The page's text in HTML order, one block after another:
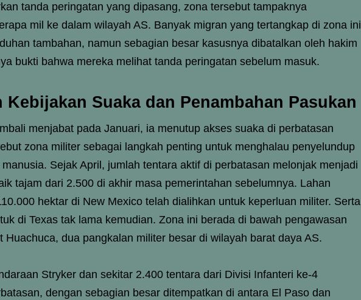
tanda peringatan yang dipasang, zona tersebut tampaknya
mil ke dalam wilayah AS. Banyak migran yang tertangkap di zona ini
tambahan, namun sebagian besar kasusnya dibatalkan oleh hakim
bukti bahwa mereka melihat tanda peringatan sebelum masuk.
Kebijakan Suaka dan Penambahan Pasukan
menjabat pada Januari, ia menutup akses suaka di perbatasan
zona militer sebagai langkah penting untuk menghalau penyelundup
Sejak April, jumlah tentara aktif di perbatasan melonjak menjadi
tajam dari 2.500 di akhir masa pemerintahan sebelumnya. Lahan
hektar di New Mexico telah dialihkan untuk keperluan militer. Serta
di Texas tak lama kemudian. Zona ini berada di bawah pengawasan
Huachuca, dua pangkalan militer besar di wilayah barat daya AS.
Stryker dan sekitar 2.400 tentara dari Divisi Infanteri ke-4
dengan sebagian besar ditempatkan di antara El Paso dan